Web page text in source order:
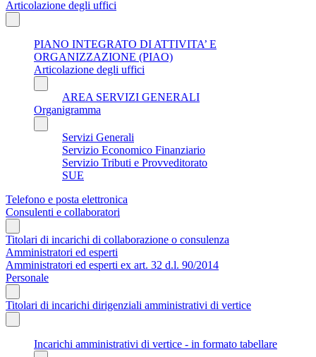
Articolazione degli uffici
PIANO INTEGRATO DI ATTIVITA’ E
ORGANIZZAZIONE (PIAO)
Articolazione degli uffici
AREA SERVIZI GENERALI
Organigramma
Servizi Generali
Servizio Economico Finanziario
Servizio Tributi e Provveditorato
SUE
Telefono e posta elettronica
Consulenti e collaboratori
Titolari di incarichi di collaborazione o consulenza
Amministratori ed esperti
Amministratori ed esperti ex art. 32 d.l. 90/2014
Personale
Titolari di incarichi dirigenziali amministrativi di vertice
Incarichi amministrativi di vertice - in formato tabellare